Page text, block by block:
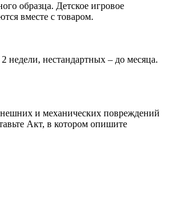
образца. Детское игровое
вместе с товаром.
недели, нестандартных – до месяца.
и механических повреждений
Акт, в котором опишите